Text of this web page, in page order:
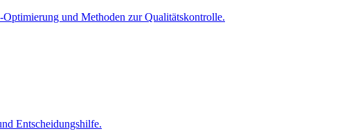
und Methoden zur Qualitätskontrolle.
Entscheidungshilfe.